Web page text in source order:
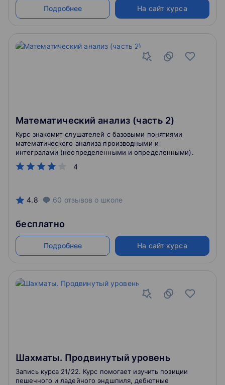
Каковы тенденции в изменении цен на рынке? И т.д.
Наука о данных занимается большим спектром
Подробнее На сайт курса
Математический анализ (часть 2)
4
Курс знакомит слушателей с базовыми понятиями
математического анализа производными и
интегралами (неопределенными и определенными).
4.8 60 отзывов о школе
бесплатно
Подробнее На сайт курса
Шахматы. Продвинутый уровень
Запись курса 21/22. Курс помогает изучить позиции
пешечного и ладейного эндшпиля, дебютные